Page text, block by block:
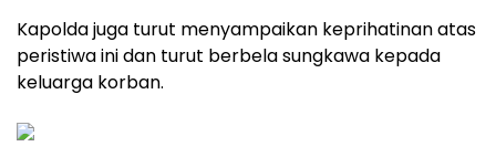
Kapolda juga turut menyampaikan keprihatinan atas
peristiwa ini dan turut berbela sungkawa kepada
keluarga korban.